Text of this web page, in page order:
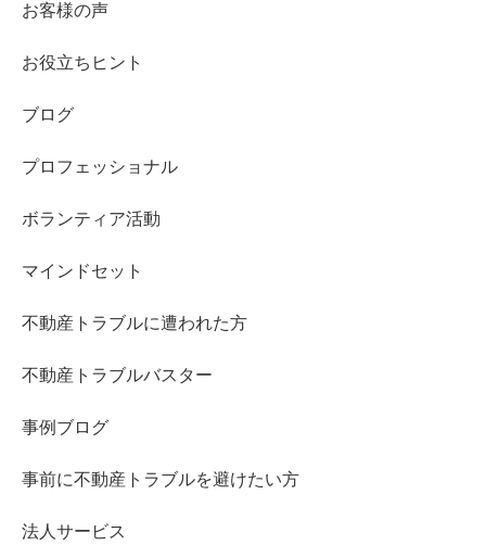
お客様の声
お役立ちヒント
ブログ
プロフェッショナル
ボランティア活動
マインドセット
不動産トラブルに遭われた方
不動産トラブルバスター
事例ブログ
事前に不動産トラブルを避けたい方
法人サービス